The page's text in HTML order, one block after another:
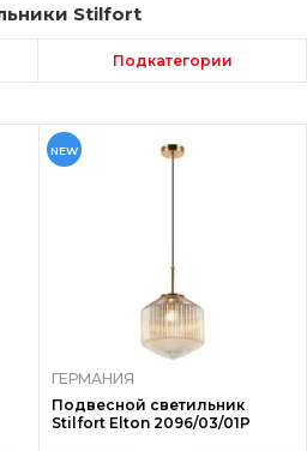
Stilfort
Подкатегории
NEW
ГЕРМАНИЯ
Подвесной светильник
Stilfort Elton 2096/03/01P